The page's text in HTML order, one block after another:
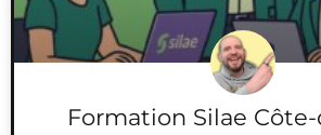
Formation Silae Côte-